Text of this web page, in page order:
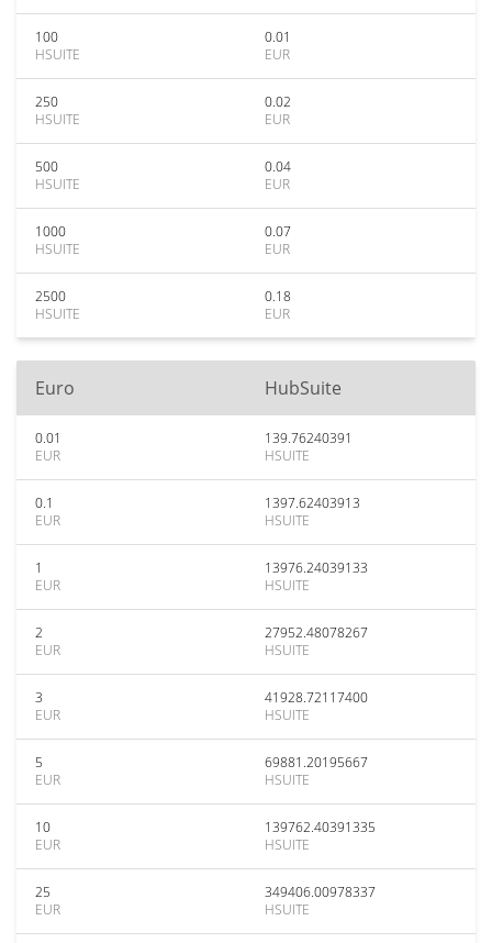
100
HSUITE
0.01
EUR
250
HSUITE
0.02
EUR
500
HSUITE
0.04
EUR
1000
HSUITE
0.07
EUR
2500
HSUITE
0.18
EUR
Euro HubSuite
0.01
EUR
139.76240391
HSUITE
0.1
EUR
1397.62403913
HSUITE
1
EUR
13976.24039133
HSUITE
2
EUR
27952.48078267
HSUITE
3
EUR
41928.72117400
HSUITE
5
EUR
69881.20195667
HSUITE
10
EUR
139762.40391335
HSUITE
25
EUR
349406.00978337
HSUITE